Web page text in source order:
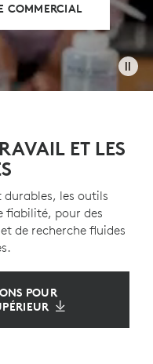
COMMERCIAL
ET LES
les outils
fiabilité, pour des
de recherche fluides
POUR